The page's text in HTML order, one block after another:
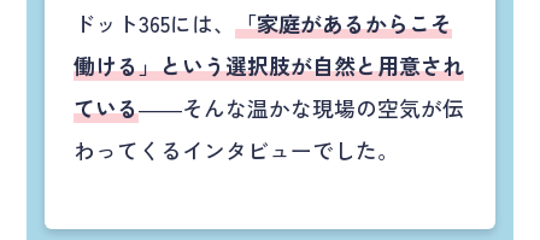
ドット365には、 「家庭があるからこそ
働ける」という選択肢が自然と用意され
ている——そんな温かな現場の空気が伝
わってくるインタビューでした。